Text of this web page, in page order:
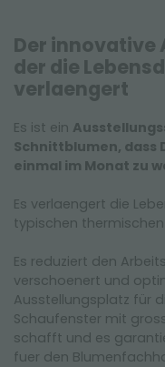
Der innovative
der die
verlaengert
Es ist ein
Schnittblumen, dass
einmal im Monat zu
Es verlaengert die
typischen
Es reduziert den
verschoenert und
Ausstellungsplatz für
Schaufenster mit
schafft und es
fuer den